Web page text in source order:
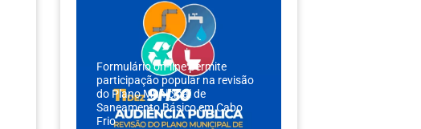
Formulário on-line permite
participação popular na revisão
do Plano Municipal de
Saneamento Básico em Cabo
Frio